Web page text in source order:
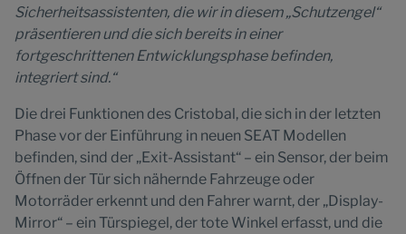
Sicherheitsassistenten, die wir in diesem „Schutzengel“
präsentieren und die sich bereits in einer
fortgeschrittenen Entwicklungsphase befinden,
integriert sind.“
Die drei Funktionen des Cristobal, die sich in der letzten
Phase vor der Einführung in neuen SEAT Modellen
befinden, sind der „Exit-Assistant“ – ein Sensor, der beim
Öffnen der Tür sich nähernde Fahrzeuge oder
Motorräder erkennt und den Fahrer warnt, der „Display-
Mirror“ – ein Türspiegel, der tote Winkel erfasst, und die